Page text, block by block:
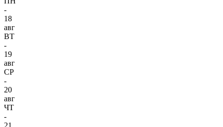
-
18
авг
ВТ
-
19
авг
СР
-
20
авг
ЧТ
-